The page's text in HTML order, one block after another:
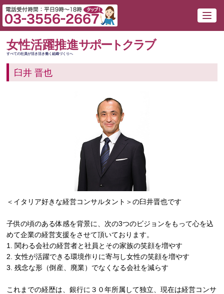
女性活躍推進サポートクラブ
すべての社員が活き活き働く組織づくりへ
臼井 晋也
＜イタリア好きな経営コンサルタント＞の臼井晋也です
子供の頃のある体感を背景に、次の3つのビジョンをもって心を込
めて企業の経営支援をさせて頂いております。
1. 関わる会社の経営者と社員とその家族の笑顔を増やす
2. 女性が活躍できる環境作りに寄与し女性の笑顔を増やす
3. 残念な形（倒産、廃業）でなくなる会社を減らす
これまでの経歴は、銀行に３０年所属して独立、現在は経営コンサ